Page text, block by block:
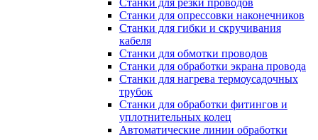
Станки для резки проводов
Станки для опрессовки наконечников
Станки для гибки и скручивания
кабеля
Станки для обмотки проводов
Станки для обработки экрана провода
Станки для нагрева термоусадочных
трубок
Станки для обработки фитингов и
уплотнительных колец
Автоматические линии обработки